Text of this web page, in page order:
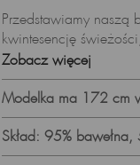
Przedstawiamy naszą
kwintesencję
elegancji. To ubranie,
stylem, nadając
Cechy produktu:
Materiał: Miękka,
bawełna, 5% elastan)
Zobacz więcej
Modelka ma 172 cm
Skład: 95% bawełna,